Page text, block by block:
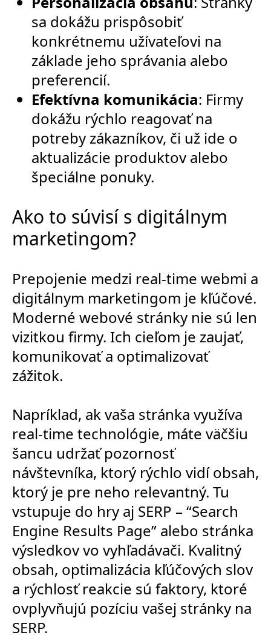
sa dokážu prispôsobiť
konkrétnemu užívateľovi na
základe jeho správania alebo
preferencií.
Efektívna komunikácia: Firmy
dokážu rýchlo reagovať na
potreby zákazníkov, či už ide o
aktualizácie produktov alebo
špeciálne ponuky.
Ako to súvisí s digitálnym
marketingom?
Prepojenie medzi real-time webmi a
digitálnym marketingom je kľúčové.
Moderné webové stránky nie sú len
vizitkou firmy. Ich cieľom je zaujať,
komunikovať a optimalizovať
zážitok.
Napríklad, ak vaša stránka využíva
real-time technológie, máte väčšiu
šancu udržať pozornosť
návštevníka, ktorý rýchlo vidí obsah,
ktorý je pre neho relevantný. Tu
vstupuje do hry aj SERP – “Search
Engine Results Page” alebo stránka
výsledkov vo vyhľadávači. Kvalitný
obsah, optimalizácia kľúčových slov
a rýchlosť reakcie sú faktory, ktoré
ovplyvňujú pozíciu vašej stránky na
SERP.